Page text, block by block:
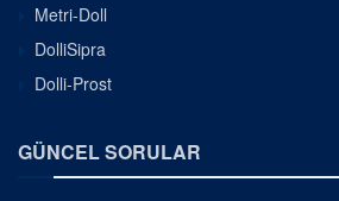
Metri-Doll
DolliSipra
Dolli-Prost
GÜNCEL SORULAR